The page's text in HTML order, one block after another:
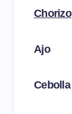
Chorizo
Ajo
Cebolla